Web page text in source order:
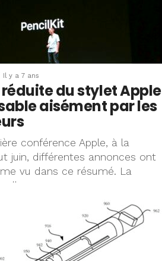
Il y a 7 ans
du stylet Apple
aisément par les
conférence Apple, à la
juin, différentes annonces ont
vu dans ce résumé. La